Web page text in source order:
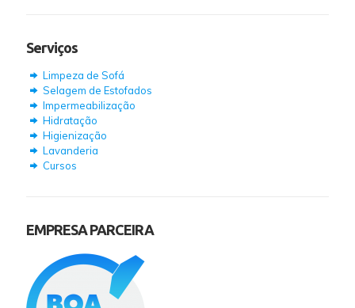
Serviços
Limpeza de Sofá
Selagem de Estofados
Impermeabilização
Hidratação
Higienização
Lavanderia
Cursos
EMPRESA PARCEIRA